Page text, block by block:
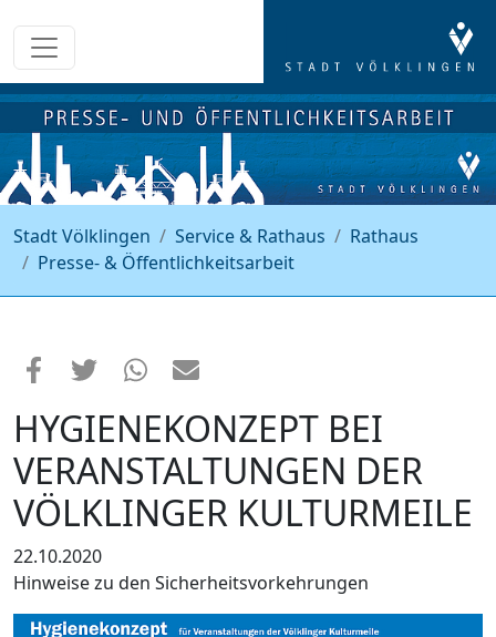
Stadt Völklingen Service & Rathaus
Rathaus
Presse- & Öffentlichkeitsarbeit
HYGIENEKONZEPT BEI
VERANSTALTUNGEN DER
VÖLKLINGER KULTURMEILE
22.10.2020
Hinweise zu den Sicherheitsvorkehrungen